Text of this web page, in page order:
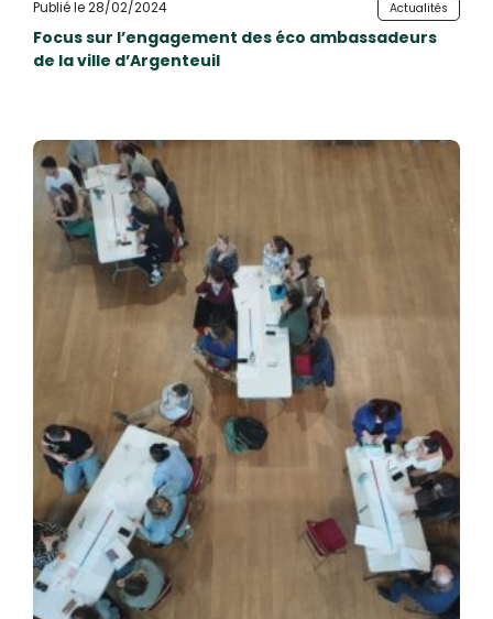
Publié le 28/02/2024 Actualités
Focus sur l’engagement des éco ambassadeurs
de la ville d’Argenteuil